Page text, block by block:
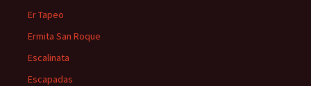
Er Tapeo
Ermita San Roque
Escalinata
Escapadas